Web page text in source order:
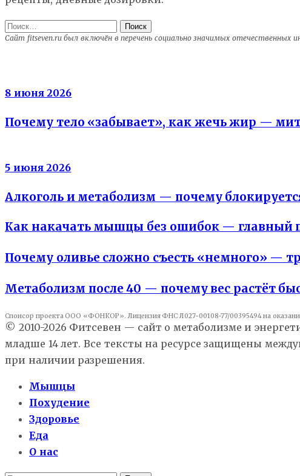
Найти:
Сайт fitseven.ru был включён в перечень социально значимых отечественных
8 июня 2026
Почему тело «забывает», как жечь жир —
5 июня 2026
Алкоголь и метаболизм — почему
Как накачать мышцы без ошибок — главный
Почему оливье сложно съесть «немного» —
Метаболизм после 40 — почему вес растёт
Спонсор проекта ООО «ФОНКОР». Лицензия ФНС Л027-00108-77/00395494 на
© 2010-2026 Фитсевен — сайт о метаболизме и
младше 14 лет. Все тексты на ресурсе защищены
при наличии разрешения.
Мышцы
Похудение
Здоровье
Еда
О нас